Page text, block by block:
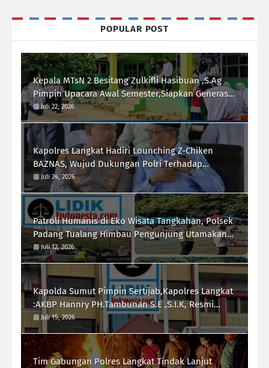
POPULAR POST
Kepala MTsN 2 Besitang Zulkifli Hasibuan ,S.Ag
Pimpin Upacara Awal Semester,Siapkan Generasi
Berkarakter dan Berprestasi
Juli 22, 2026
Kapolres Langkat Hadiri Lounching Z-Chiken
BAZNAS, Wujud Dukungan Polri Terhadap
Pemberdayaan Ekonomi Masyarakat
Juli 24, 2026
Patroli Humanis di Eko Wisata Tangkahan, Polsek
Padang Tualang Himbau Pengunjung Utamakan
Keselamatan
Juli 12, 2026
Kapolda Sumut Pimpin Sertijab,Kapolres Langkat
:AKBP Hannry PH.Tambunan S.E ,S.I.K, Resmi
Menjabat
Juli 15, 2026
Tim Gabungan Polres Langkat Tindak Lanjut